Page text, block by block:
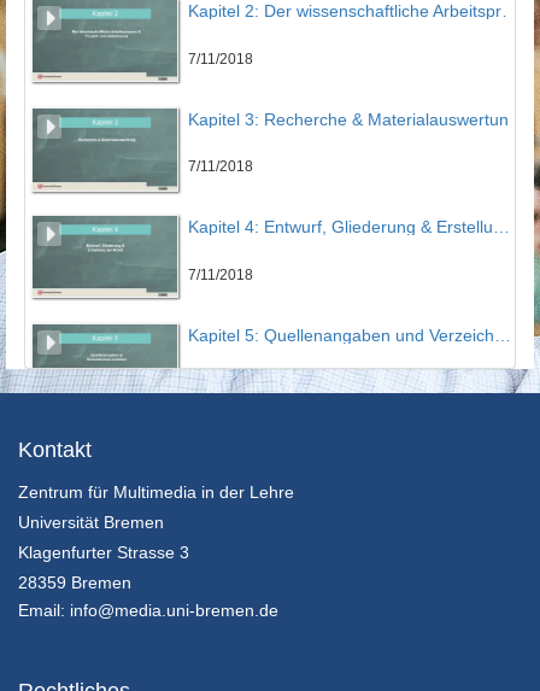
Kapitel 2: Der wissenschaftliche Arbeitsprozess und Projekt- und Zeitplanung
7/11/2018
Kapitel 3: Recherche & Materialauswertung
7/11/2018
Kapitel 4: Entwurf, Gliederung & Erstellung der Arbeit
7/11/2018
7/11/2018
16/11/2018
Kontakt
Zentrum für Multimedia in der Lehre
Universität Bremen
Klagenfurter Strasse 3
28359 Bremen
Email: info@media.uni-bremen.de